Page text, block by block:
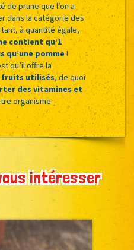
de prune que l’on a
dans la catégorie des
à quantité égale,
contient qu’1
qu’une pomme !
qu’il offre la
fruits utilisés, de quoi
des vitamines et
organisme.
intéresser